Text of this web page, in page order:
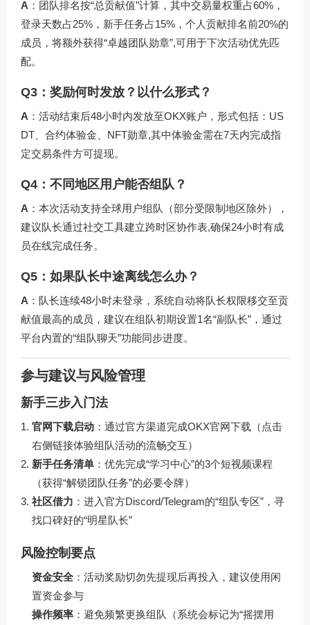
A ：团队排名按“总贡献值”计算，其中交易量权重占60%，
登录天数占25%，新手任务占15%，个人贡献排名前20%的
成员，将额外获得“卓越团队勋章”,可用于下次活动优先匹
配。
Q3：奖励何时发放？以什么形式？
A ：活动结束后48小时内发放至OKX账户，形式包括：US
DT、合约体验金、NFT勋章,其中体验金需在7天内完成指
定交易条件方可提现。
Q4：不同地区用户能否组队？
A ：本次活动支持全球用户组队（部分受限制地区除外），
建议队长通过社交工具建立跨时区协作表,确保24小时有成
员在线完成任务。
Q5：如果队长中途离线怎么办？
A ：队长连续48小时未登录，系统自动将队长权限移交至贡
献值最高的成员，建议在组队初期设置1名“副队长”，通过
平台内置的“组队聊天”功能同步进度。
参与建议与风险管理
新手三步入门法
官网下载启动 ：通过官方渠道完成OKX官网下载（点击
右侧链接体验组队活动的流畅交互）
新手任务清单 ：优先完成“学习中心”的3个短视频课程
（获得“解锁团队任务”的必要令牌）
社区借力 ：进入官方Discord/Telegram的“组队专区”，寻
找口碑好的“明星队长”
风险控制要点
资金安全：活动奖励切勿先提现后再投入，建议使用闲
置资金参与
操作频率 ：避免频繁更换组队（系统会标记为“摇摆用